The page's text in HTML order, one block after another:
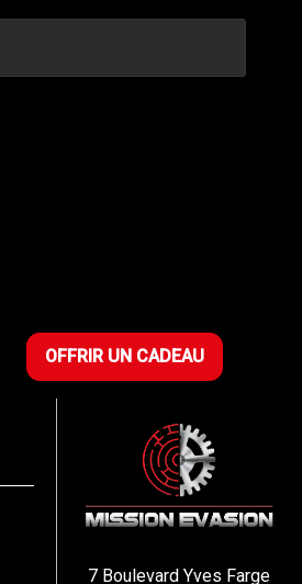
OFFRIR UN CADEAU
7 Boulevard Yves Farge